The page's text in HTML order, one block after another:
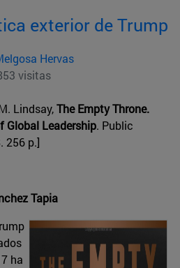
exterior de Trump
Hervas
visitas
Lindsay,The Empty Throne.
Global Leadership. Public
256 p.]
Tapia
ha